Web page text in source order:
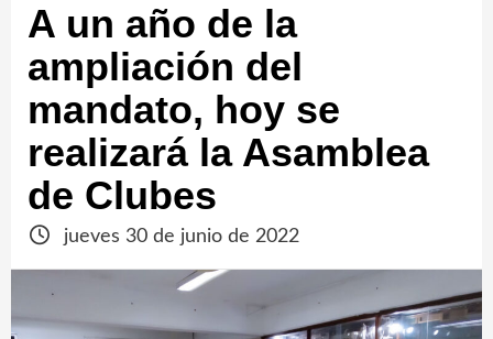
A un año de la
ampliación del
mandato, hoy se
realizará la Asamblea
de Clubes
jueves 30 de junio de 2022